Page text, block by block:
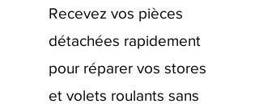
Recevez vos pièces
détachées rapidement
pour réparer vos stores
et volets roulants sans